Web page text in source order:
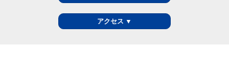
アクセス ▼